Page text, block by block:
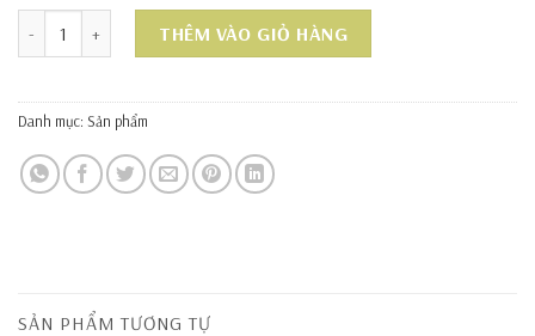
Thanh lý đôn inox bọc nệm mới 99% giá siêu rẻ số lượng
THÊM VÀO GIỎ HÀNG
Danh mục: Sản phẩm
SẢN PHẨM TƯƠNG TỰ